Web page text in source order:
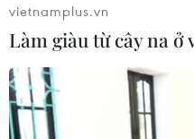
vietnamplus.vn
Làm giàu từ cây na ở